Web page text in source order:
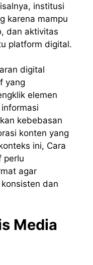
institusi
karena mampu
dan aktivitas
platform digital.
digital
yang
elemen
kebebasan
konten yang
ini, Cara
perlu
agar
dan
Media